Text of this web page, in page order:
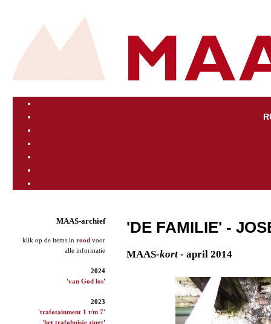
MAAS-archief
klik op de items in rood voor
alle informatie
2024
'van God los'
2023
'trafotainment 1 t/m 7'
'het trafohuisje zingt'
'DE FAMILIE' -
MAAS-kort - april 2014